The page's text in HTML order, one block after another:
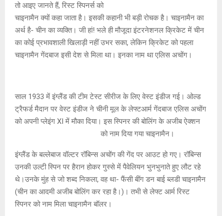
तो आइए जानते हैं, रिस्ट स्पिनर्स को
चाइनामैन क्यों कहा जाता है। इसकी कहानी भी बड़ी रोचक है। चाइनामैन का
अर्थ है- चीन का व्यक्ति। जी हां! भले ही मौजूदा इंटरनेशनल क्रिकेट में चीन
का कोई प्रभावशाली खिलाड़ी नहीं उभर सका, लेकिन क्रिकेट को पहला
चाइनामैन गेंदबाज इसी देश से मिला था। इनका नाम था एलिस अचोंग।
साल 1933 में इंग्लैंड की टीम टेस्ट सीरीज के लिए वेस्ट इंडीज गई। ओल्ड
ट्रैफर्ड मैदान पर वेस्ट इंडीज ने चीनी मूल के लेफ्टआर्म गेंदबाज एलिस अचोंग
को अपनी प्लेइंग XI में मौका दिया। इस स्पिनर की बोलिंग के अजीब ऐक्शन
को नाम दिया गया चाइनामैन।
इंग्लैंड के बल्लेबाज वॉल्टर रॉबिन्स अचोंग की गेंद पर आउट हो गए। रॉबिन्स
उनकी उल्टी स्पिन पर हैरान होकर गुस्से में पैवेलियन भुनभुनाते हुए लौट रहे
थे।उनके मुंह से जो शब्द निकला, वह था- फैंसी बींग डन बाई ब्लडी चाइनामैन
(चीन का आदमी अजीब बोलिंग कर रहा है।)। तभी से लेफ्ट आर्म रिस्ट
स्पिनर को नाम मिला चाइनामैन बॉलर।